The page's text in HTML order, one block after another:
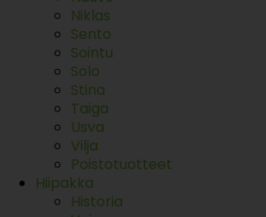
Niklas
Sento
Sointu
Solo
Stina
Taiga
Usva
Vilja
Poistotuotteet
Hiipakka
Historia